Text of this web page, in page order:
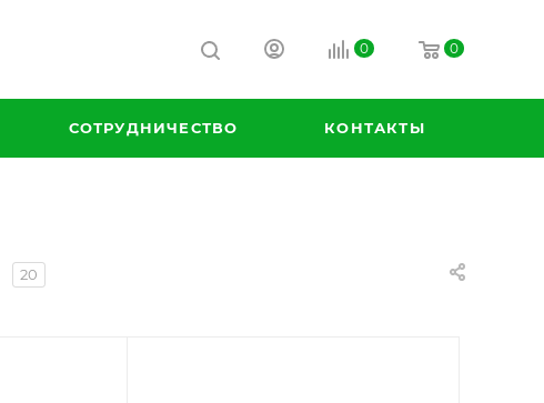
0 0
СОТРУДНИЧЕСТВО КОНТАКТЫ
20